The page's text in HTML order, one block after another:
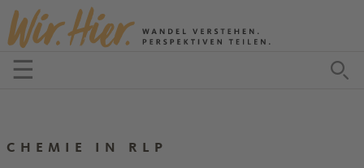
Zum Inhalt springen
☰Menü öffnen
CHEMIE IN RLP